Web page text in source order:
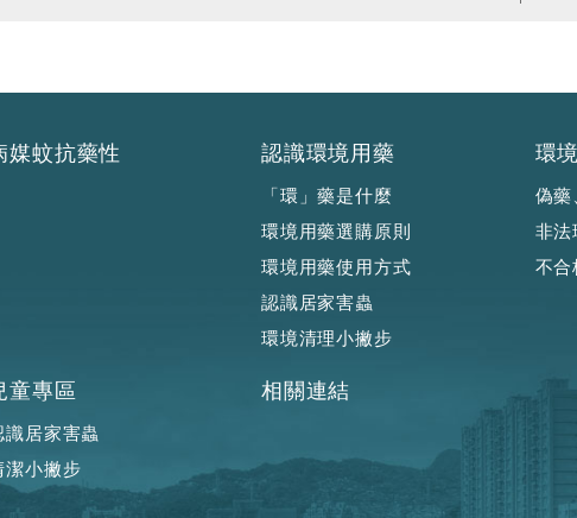
媒蚊抗藥性 認識環境用藥
「環」藥是什麼
環境用藥選購原則
環境用藥使用方式
認識居家害蟲
環境清理小撇步
環
偽藥
非法
不合
童專區
識居家害蟲
潔小撇步
相關連結